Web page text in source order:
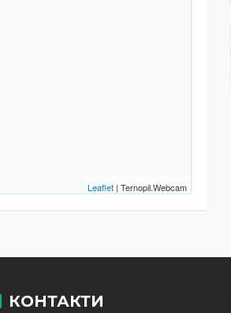
Leaflet| Ternopil.Webcam
КОНТАКТИ